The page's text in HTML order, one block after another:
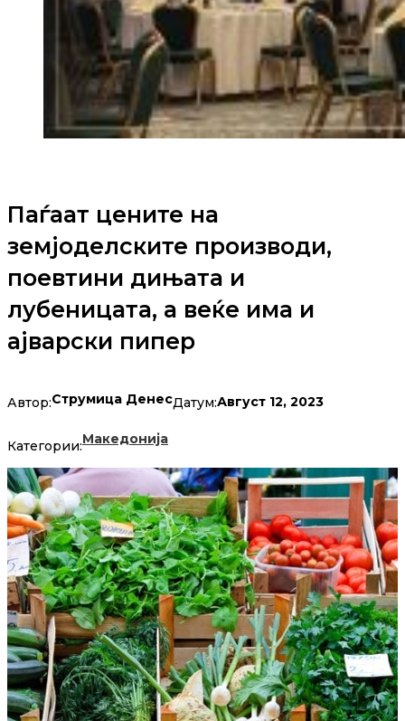
Паѓаат цените на
земјоделските производи,
поевтини дињата и
лубеницата, а веќе има и
ајварски пипер
Автор:Струмица ДенесДатум:Август 12, 2023
Категории:Македонија